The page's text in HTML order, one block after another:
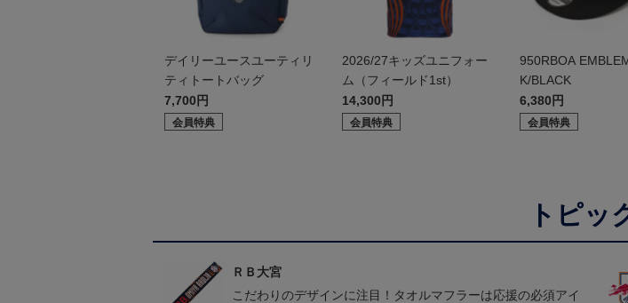
デイリーユースユーティリ
ティトートバッグ
7,700円
会員特典
2026/27キッズユニフォー
ム（フィールド1st）
14,300円
会員特典
950RBOA
K/BLACK
6,380円
会員特典
トピッ
ＲＢ大宮
こだわりのデザインに注目！タオルマフラーは応援の必須アイ